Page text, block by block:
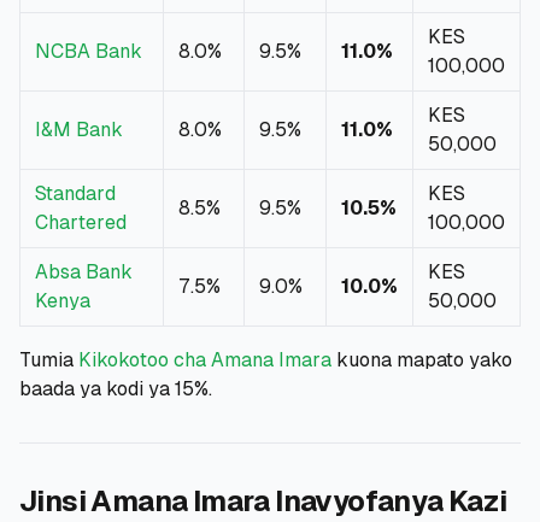
NCBA Bank 8.0% 9.5% 11.0%
KES
100,000
I&M Bank 8.0% 9.5% 11.0%
KES
50,000
Standard
Chartered
8.5% 9.5% 10.5%
KES
100,000
Absa Bank
Kenya
7.5% 9.0% 10.0%
KES
50,000
Tumia Kikokotoo cha Amana Imara kuona mapato yako
baada ya kodi ya 15%.
Jinsi Amana Imara Inavyofanya Kazi